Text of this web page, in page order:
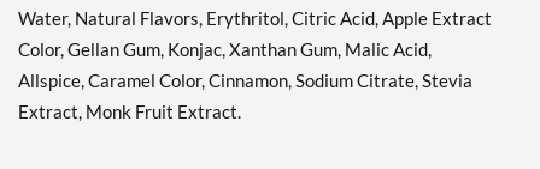
Water, Natural Flavors, Erythritol, Citric Acid, Apple Extract
Color, Gellan Gum, Konjac, Xanthan Gum, Malic Acid,
Allspice, Caramel Color, Cinnamon, Sodium Citrate, Stevia
Extract, Monk Fruit Extract.